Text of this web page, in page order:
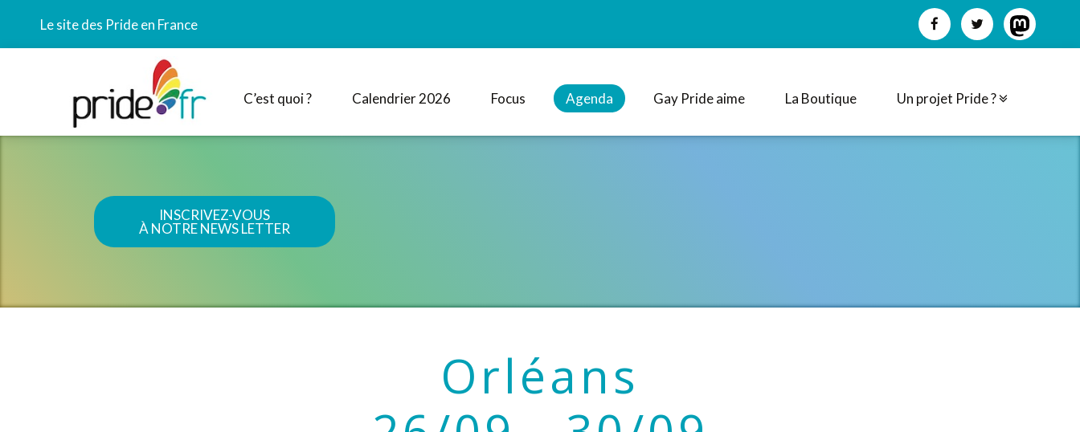
Le site des Pride en France
C’est quoi ? Calendrier 2026 Focus Agenda Gay Pride aime La Boutique Un projet Pride ?
INSCRIVEZ-VOUS
À NOTRE NEWS LETTER
Orléans